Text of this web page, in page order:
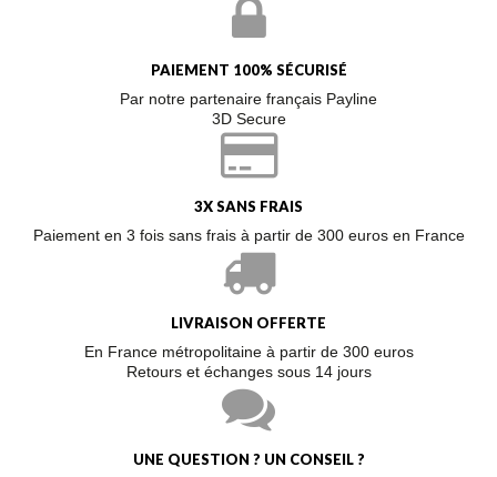
PAIEMENT 100% SÉCURISÉ
Par notre partenaire français Payline
3D Secure
3X SANS FRAIS
Paiement en 3 fois sans frais à partir de 300 euros en France
LIVRAISON OFFERTE
En France métropolitaine à partir de 300 euros
Retours et échanges sous 14 jours
UNE QUESTION ? UN CONSEIL ?